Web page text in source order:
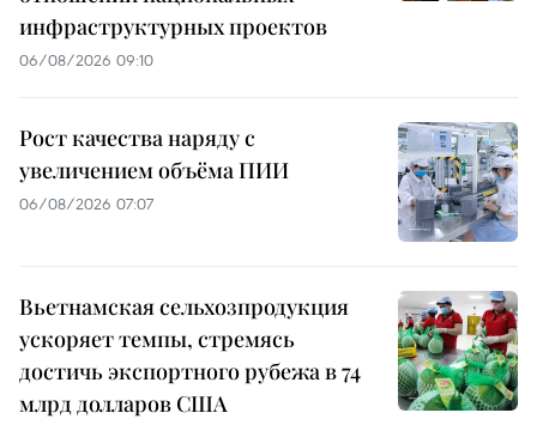
инфраструктурных проектов
06/08/2026 09:10
Рост качества наряду с
увеличением объёма ПИИ
06/08/2026 07:07
Вьетнамская сельхозпродукция
ускоряет темпы, стремясь
достичь экспортного рубежа в 74
млрд долларов США